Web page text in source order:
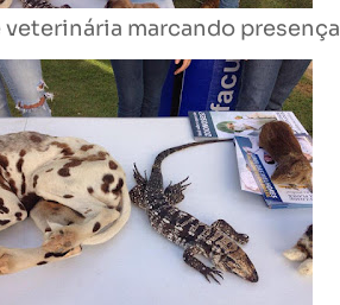
veterinária marcando presença